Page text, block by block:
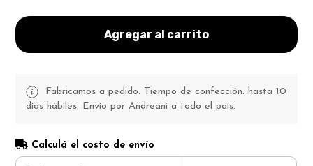
Agregar al carrito
Fabricamos a pedido. Tiempo de confección: hasta 10
días hábiles. Envío por Andreani a todo el país.
Calculá el costo de envío